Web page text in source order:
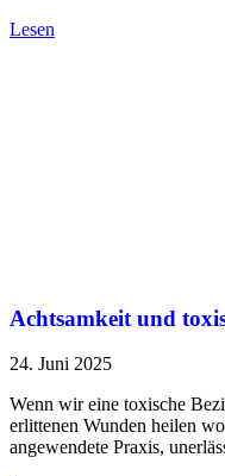
Lesen
Achtsamkeit und
24. Juni 2025
Wenn wir eine toxische
erlittenen Wunden heilen
angewendete Praxis,